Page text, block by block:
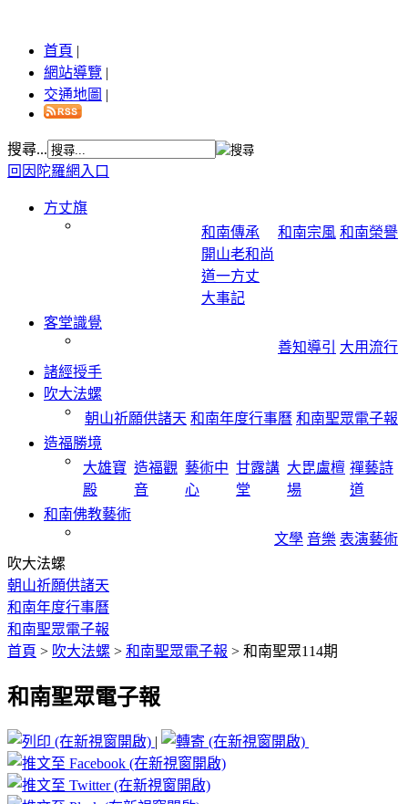
首頁 |
網站導覽 |
交通地圖 |
搜尋...
回因陀羅網入口
方丈旗
和南傳承
開山老和尚
道一方丈
大事記
和南宗風 和南榮譽
客堂識覺
善知導引
大用流行
諸經授手
吹大法螺
朝山祈願供諸天 和南年度行事曆 和南聖眾電子報
造福勝境
大雄寶
殿
造福觀
音
藝術中
心
甘露講
堂
大毘盧檀
場
禪藝詩
道
和南佛教藝術
文學 音樂 表演藝術
吹大法螺
朝山祈願供諸天
和南年度行事曆
和南聖眾電子報
首頁 > 吹大法螺 > 和南聖眾電子報 > 和南聖眾114期
和南聖眾電子報
|